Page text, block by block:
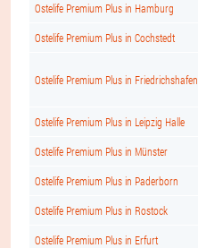
Ostelife Premium Plus in Hamburg
Ostelife Premium Plus in Cochstedt
Ostelife Premium Plus in Friedrichshafen
Ostelife Premium Plus in Leipzig Halle
Ostelife Premium Plus in Münster
Ostelife Premium Plus in Paderborn
Ostelife Premium Plus in Rostock
Ostelife Premium Plus in Erfurt